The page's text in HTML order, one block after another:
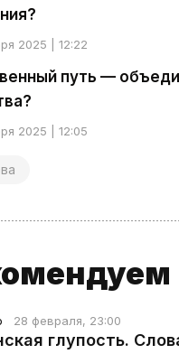
2025 | 12:22
путь —
2025 | 12:05
28 февраля, 23:00
глупость.